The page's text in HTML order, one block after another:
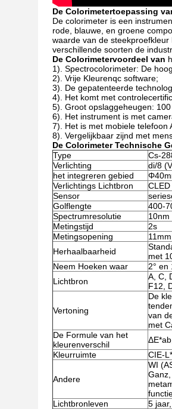
De Colorimetertoepassing
De colorimeter is een
rode, blauwe, en groene
waarde van de
verschillende soorten de
De Colorimetervoordeel van
1). Spectrocolorimeter: De
2). Vrije Kleurenqc software;
3). De gepatenteerde
4). Het komt met
5). Groot opslaggeheugen:
6). Het instrument is met
7). Het is met mobiele telefoon
8). Vergelijkbaar zijnd met
De Colorimeter Technische
Type
Cs-
Verlichting
di/8
het integreren gebied
Verlichtings Lichtbron
CLED
Sensor
Golflengte
400-
Spectrumresolutie
10nm
Metingstijd
2s
Metingsopening
Herhaalbaarheid
met
Neem Hoeken waar
2° en
Lichtbron
A, C,
F12,
Vertoning
De
van
met
De Formule van het
kleurenverschil
Kleurruimte
CIE-
Andere
WI
Lichtbronleven
5